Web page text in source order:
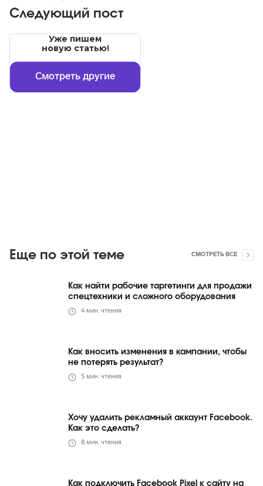
Следующий пост
Уже пишем
новую статью!
Смотреть другие
Еще по этой теме СМОТРЕТЬ ВСЕ
Как найти рабочие таргетинги для продажи
спецтехники и сложного оборудования
4 мин. чтения
Как вносить изменения в кампании, чтобы
не потерять результат?
5 мин. чтения
Хочу удалить рекламный аккаунт Facebook.
Как это сделать?
8 мин. чтения
Как подключить Facebook Pixel к сайту на